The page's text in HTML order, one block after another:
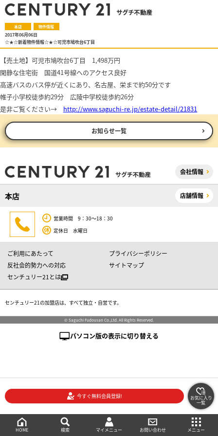
本店 物件情報
2017年06月06日
☆★☆新着物件情報☆★☆可児市鳩吹台6丁目
【売土地】可児市鳩吹台6丁目 1,498万円
閑静な住宅街 国道41号線へのアクセス良好
高速バスのバス停が近くにあり、名古屋、栄まで約50分です
帷子小学校徒歩約29分 広陵中学校徒歩約26分
是非ご覧ください→
http://www.saguchi-re.jp/estate-detail/21831
お知らせ一覧
会社情報
本店 店舗情報
営業時間 9：30～18：30
定休日 水曜日
ご利用にあたって
プライバシーポリシー
反社会的勢力への対応
サイトマップ
センチュリー21とは
センチュリー21の加盟店は、すべて独立・自営です。
© Saguchi Fudousan Co.,Ltd. All Rights Reserved.
パソコン版の表示に切り替える
HOME 検索 マイメニュー お問い合わせ メニュー
今すぐ無料会員登録! お気に入り
一覧
絞り込み検索
メニュー
ご相談・お問い合わせ